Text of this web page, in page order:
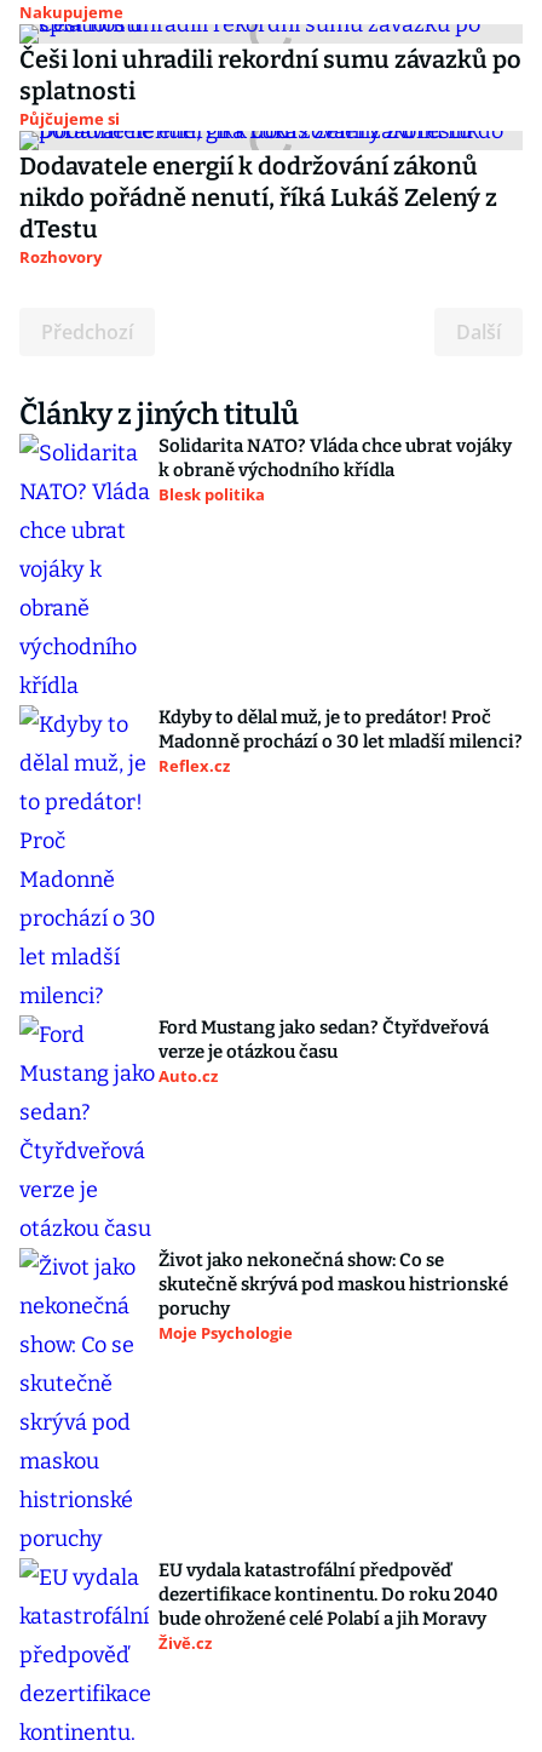
Nakupujeme
Češi loni uhradili rekordní sumu závazků po
splatnosti
Půjčujeme si
Dodavatele energií k dodržování zákonů
nikdo pořádně nenutí, říká Lukáš Zelený z
dTestu
Rozhovory
Předchozí Další
Články z jiných titulů
Solidarita NATO? Vláda chce ubrat vojáky
k obraně východního křídla
Blesk politika
Kdyby to dělal muž, je to predátor! Proč
Madonně prochází o 30 let mladší milenci?
Reflex.cz
Ford Mustang jako sedan? Čtyřdveřová
verze je otázkou času
Auto.cz
Život jako nekonečná show: Co se
skutečně skrývá pod maskou histrionské
poruchy
Moje Psychologie
EU vydala katastrofální předpověď
dezertifikace kontinentu. Do roku 2040
bude ohrožené celé Polabí a jih Moravy
Živě.cz